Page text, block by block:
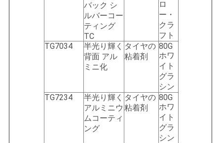
バック シ
ルバーコー
ティング
TC
ロ
ー・
クラ
フト
TG7034
半光り輝く
背面 アル
ミニ化
タイヤの
粘着剤
80G
ホワ
イト
グラ
シン
TG7234
半光り輝く
アルミニウ
ムコーティ
ング
タイヤの
粘着剤
80G
ホワ
イト
グラ
シン